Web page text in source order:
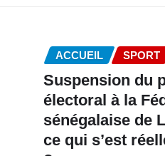
ACCUEIL SPORT
‎Suspension du
électoral à la
sénégalaise de
ce qui s’est